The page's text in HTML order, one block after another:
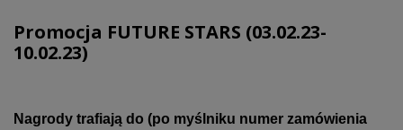
Promocja FUTURE STARS (03.02.23-
10.02.23)
Nagrody trafiają do (po myślniku numer zamówienia